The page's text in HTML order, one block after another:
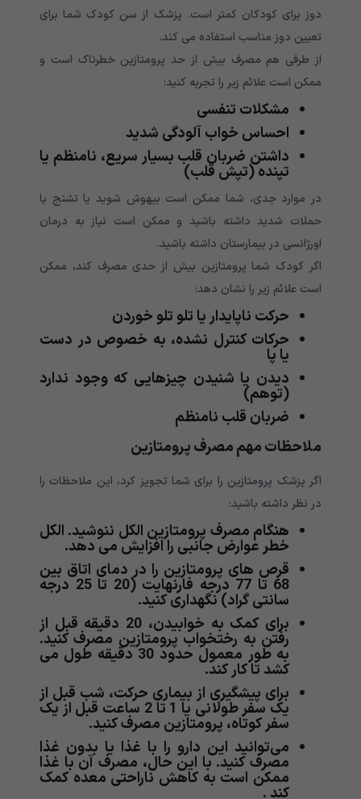
دوز برای کودکان کمتر است. پزشک از سن کودک شما برای
تعیین دوز مناسب استفاده می کند.
از طرفی هم مصرف بیش از حد پرومتازین خطرناک است و
ممکن است علائم زیر را تجربه کنید:
مشکلات تنفسی
احساس خواب آلودگی شدید
داشتن ضربان قلب بسیار سریع، نامنظم یا
تپنده (تپش قلب)
در موارد جدی، شما ممکن است بیهوش شوید یا تشنج یا
حملات شدید داشته باشید و ممکن است نیاز به درمان
اورژانسی در بیمارستان داشته باشید.
اگر کودک شما پرومتازین بیش از حدی مصرف کند، ممکن
است علائم زیر را نشان دهد:
حرکت ناپایدار یا تلو تلو خوردن
حرکات کنترل نشده، به خصوص در دست
یا پا
دیدن یا شنیدن چیزهایی که وجود ندارد
(توهم)
ضربان قلب نامنظم
ملاحظات مهم مصرف پرومتازین
اگر پزشک پرومتازین را برای شما تجویز کرد، این ملاحظات را
در نظر داشته باشید:
هنگام مصرف پرومتازین الکل ننوشید. الکل
خطر عوارض جانبی را افزایش می دهد.
قرص های پرومتازین را در دمای اتاق بین
68 تا 77 درجه فارنهایت (20 تا 25 درجه
سانتی گراد) نگهداری کنید.
برای کمک به خوابیدن، 20 دقیقه قبل از
رفتن به رختخواب پرومتازین مصرف کنید.
به طور معمول حدود 30 دقیقه طول می
کشد تا کار کند.
برای پیشگیری از بیماری حرکت، شب قبل از
یک سفر طولانی یا 1 تا 2 ساعت قبل از یک
سفر کوتاه، پرومتازین مصرف کنید.
می‌‌‌‌‌‌‌‌‌‌توانید این دارو را با غذا یا بدون غذا
مصرف کنید. با این حال، مصرف آن با غذا
ممکن است به کاهش ناراحتی معده کمک
کند .